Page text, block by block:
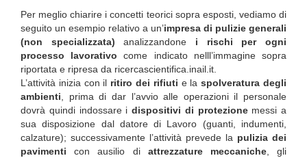
Per meglio chiarire i concetti teorici sopra esposti, vediamo di
seguito un esempio relativo a un’impresa di pulizie generali
(non specializzata) analizzandone i rischi per ogni
processo lavorativo come indicato nelll’immagine sopra
riportata e ripresa da ricercascientifica.inail.it.
L’attività inizia con il ritiro dei rifiuti e laspolveratura degli
ambienti , prima di dar l’avvio alle operazioni il personale
dovrà quindi indossare i dispositivi di protezionemessi a
sua disposizione dal datore di Lavoro (guanti, indumenti,
calzature); successivamente l’attività prevede la pulizia dei
pavimenti con ausilio di attrezzature meccaniche, gli